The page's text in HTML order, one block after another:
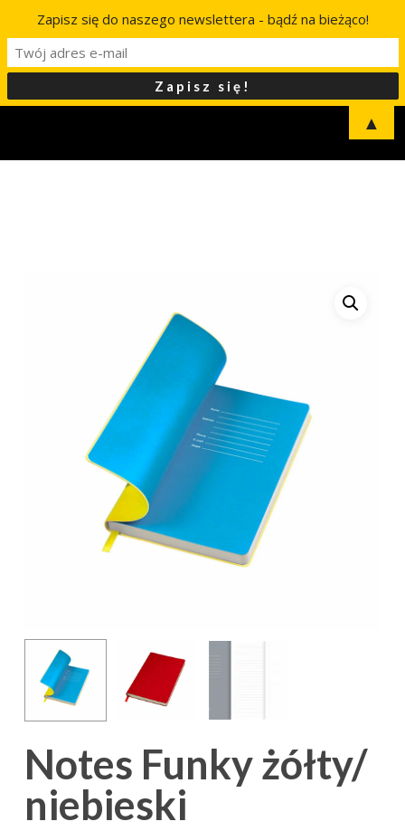
Notes Funky żółty/
niebieski
Zapisz się do naszego newslettera - bądź na bieżąco!
▲